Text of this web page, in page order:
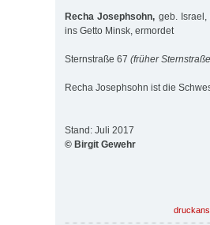
Recha Josephsohn, geb.
ins Getto Minsk, ermordet
Sternstraße 67 (früher
Recha Josephsohn ist die
Stand: Juli 2017
© Birgit Gewehr